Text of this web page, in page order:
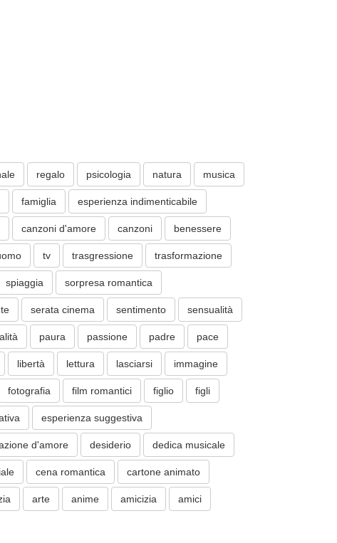
regalo psicologia natura musica
famiglia esperienza indimenticabile
canzoni d'amore canzoni benessere
tv trasgressione trasformazione
spiaggia sorpresa romantica
serata cinema sentimento sensualità
paura passione padre pace
libertà lettura lasciarsi immagine
fotografia film romantici figlio figli
esperienza suggestiva
d'amore desiderio dedica musicale
cena romantica cartone animato
arte anime amicizia amici